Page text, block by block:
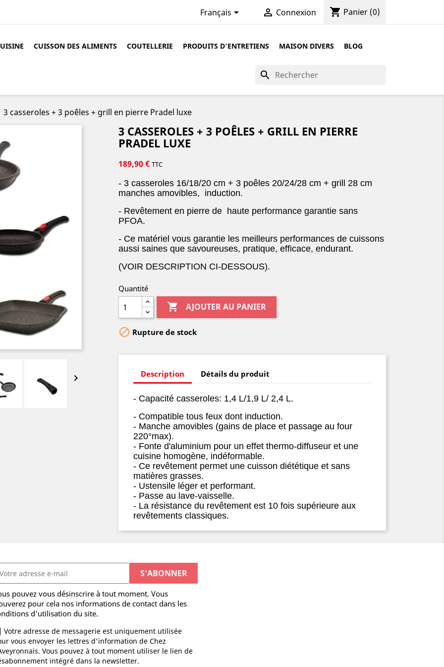
Français  Connexion shopping_cart Panier (0)
CUISSON DES ALIMENTS COUTELLERIE PRODUITS D'ENTRETIENS MAISON DIVERS BLOG
search
3 casseroles + 3 poêles + grill en pierre Pradel luxe

3 CASSEROLES + 3 POÊLES + GRILL EN PIERRE
PRADEL LUXE
189,90 € TTC
- 3 casseroles 16/18/20 cm + 3 poêles 20/24/28 cm + grill 28 cm
manches amovibles, induction.
- Revêtement en pierre de haute performance garantie sans
PFOA.
- Ce matériel vous garantie les meilleurs performances de cuissons
aussi saines que savoureuses, pratique, efficace, endurant.
(VOIR DESCRIPTION CI-DESSOUS).
Quantité
 AJOUTER AU PANIER
 Rupture de stock
Description Détails du produit
- Capacité casseroles: 1,4 L/1,9 L/ 2,4 L.
- Compatible tous feux dont induction.
- Manche amovibles (gains de place et passage au four
220°max).
- Fonte d'aluminium pour un effet thermo-diffuseur et une
cuisine homogène, indéformable.
- Ce revêtement permet une cuisson diététique et sans
matières grasses.
- Ustensile léger et performant.
- Passe au lave-vaisselle.
- La résistance du revêtement est 10 fois supérieure aux
revêtements classiques.
pouvez vous désinscrire à tout moment. Vous
pour cela nos informations de contact dans les
d'utilisation du site.
Votre adresse de messagerie est uniquement utilisée
vous envoyer les lettres d'information de Chez
Vous pouvez à tout moment utiliser le lien de
intégré dans la newsletter.